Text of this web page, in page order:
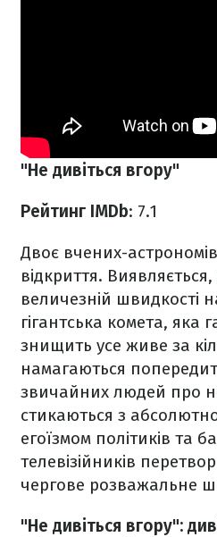
"Не дивіться вгору"
Рейтинг IMDb: 7.1
Двоє вчених-
відкриття.
величезній швидкості
гігантська комета, яка
знищить усе живе за
намагаються
звичайних людей про
стикаються з
егоїзмом політиків та
телевізійників
чергове розважальне
"Не дивіться вгору":